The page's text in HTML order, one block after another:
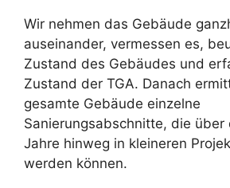
Wir nehmen das Gebäude
auseinander, vermessen es,
Zustand des Gebäudes und
Zustand der TGA. Danach
gesamte Gebäude einzelne
Sanierungsabschnitte, die über
Jahre hinweg in kleineren
werden können.